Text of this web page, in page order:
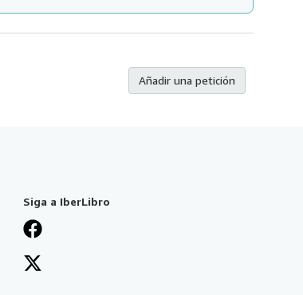
Añadir una petición
Siga a IberLibro